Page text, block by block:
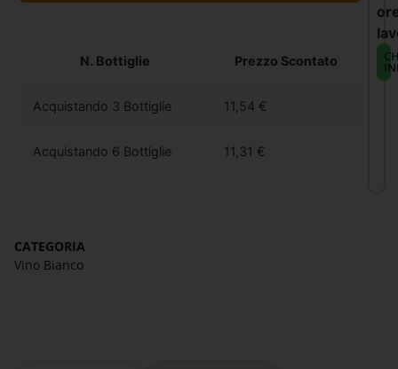
N. Bottiglie Prezzo Scontato
Acquistando 3 Bottiglie 11,54 €
Acquistando 6 Bottiglie 11,31 €
CATEGORIA
Vino Bianco